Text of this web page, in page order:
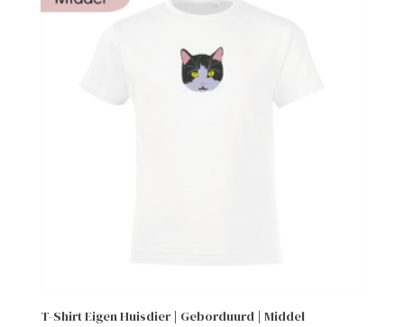
T-Shirt Eigen Huisdier | Geborduurd | Middel